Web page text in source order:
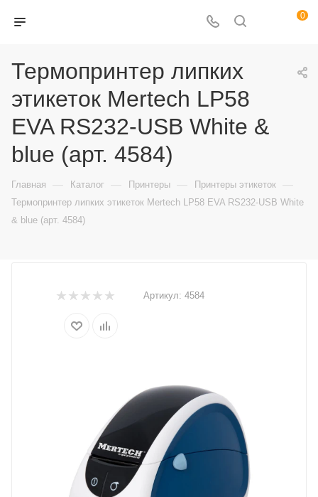
0
Термопринтер липких
этикеток Mertech LP58
EVA RS232-USB White &
blue (арт. 4584)
Главная — Каталог — Принтеры — Принтеры этикеток —
Термопринтер липких этикеток Mertech LP58 EVA RS232-USB White
& blue (арт. 4584)
Артикул: 4584